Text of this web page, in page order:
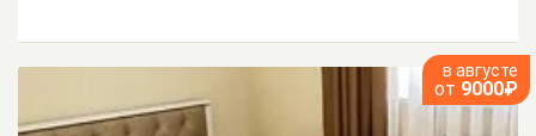
в августе
от 9000₽